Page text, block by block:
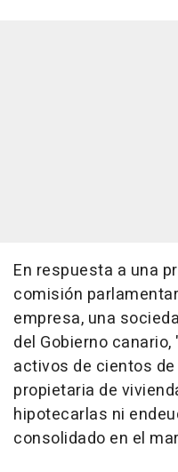
En respuesta a una
comisión
empresa, una
del Gobierno
activos de cientos
propietaria de
hipotecarlas ni
consolidado en el